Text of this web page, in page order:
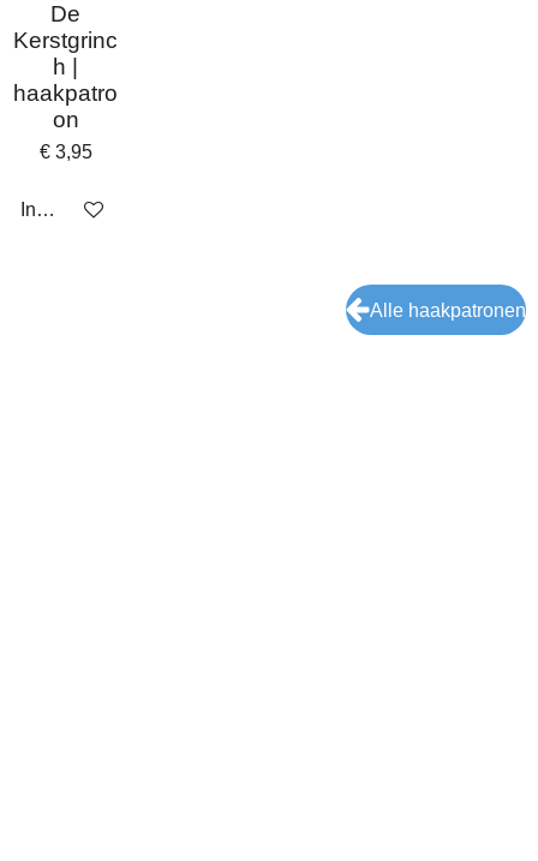
De
Kerstgrinc
h |
haakpatro
on
€ 3,95
In winkelwagen
Alle haakpatronen